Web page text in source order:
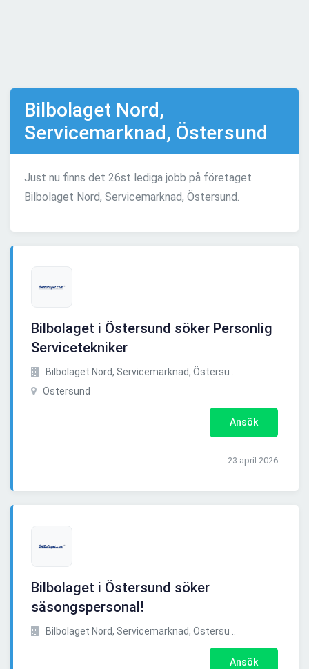
Bilbolaget Nord,
Servicemarknad, Östersund
Just nu finns det 26st lediga jobb på företaget
Bilbolaget Nord, Servicemarknad, Östersund.
Bilbolaget i Östersund söker Personlig
Servicetekniker
Bilbolaget Nord, Servicemarknad, Östersu ..
Östersund
Ansök
23 april 2026
Bilbolaget i Östersund söker
säsongspersonal!
Bilbolaget Nord, Servicemarknad, Östersu ..
Ansök